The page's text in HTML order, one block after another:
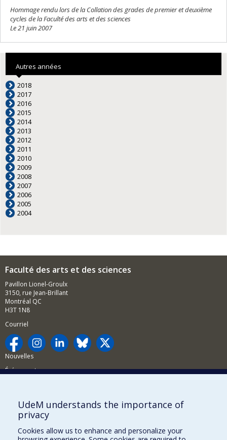
Hommage rendu lors de la Collation des grades de premier et deuxième
cycles de la Faculté des arts et des sciences
Le 21 juin 2007
Autres années
2018
2017
2016
2015
2014
2013
2012
2011
2010
2009
2008
2007
2006
2005
2004
Faculté des arts et des sciences
Pavillon Lionel-Groulx
3150, rue Jean-Brillant
Montréal QC
H3T 1N8
Courriel
Nouvelles
Événements
BESOIN D'AIDE?
Plan du site
Signaler une erreur
UdeM understands the importance of
privacy
Cookies allow us to enhance and personalize your